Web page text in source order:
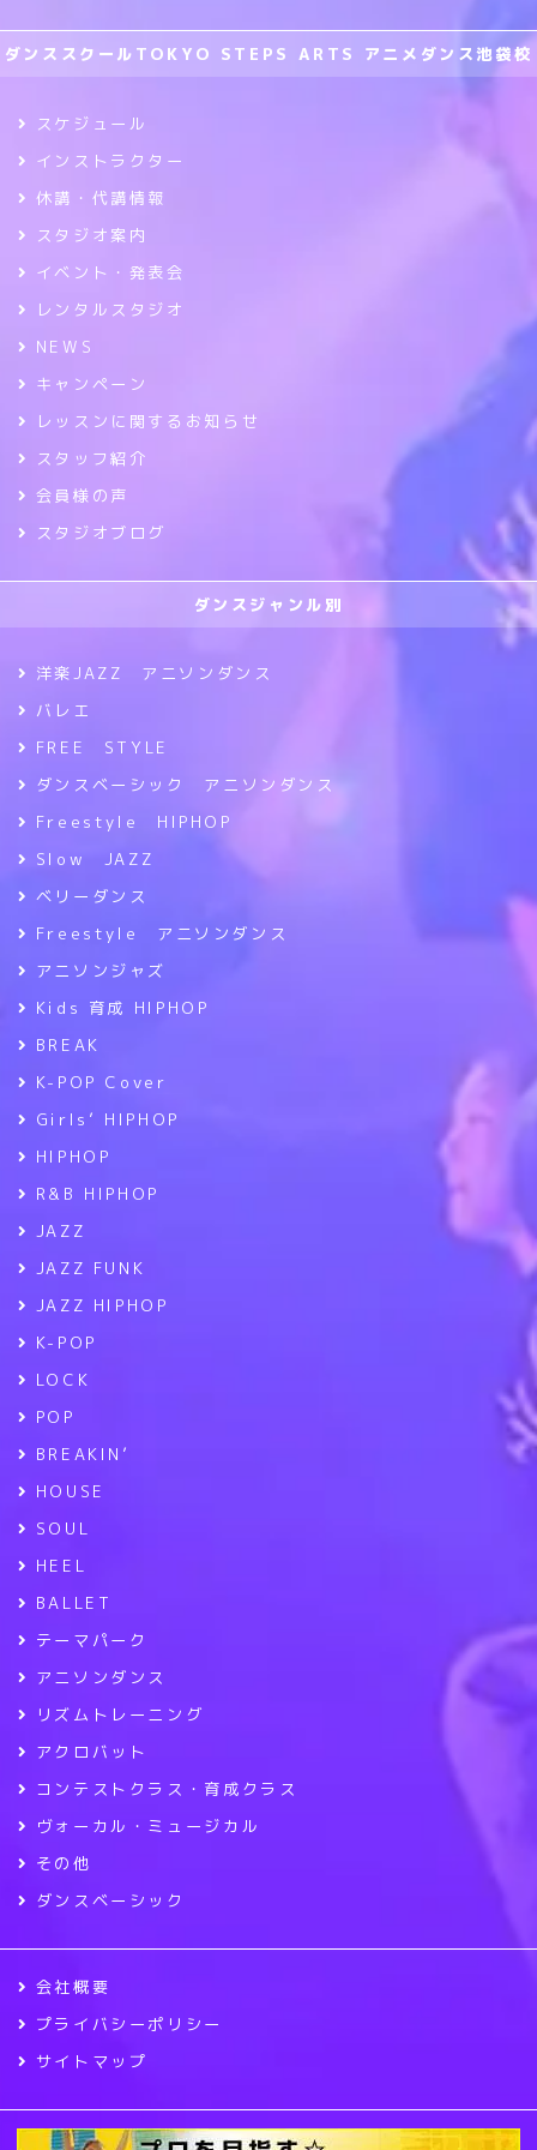
ダンススクールTOKYO STEPS ARTS アニメダンス池袋校
スケジュール
インストラクター
休講・代講情報
スタジオ案内
イベント・発表会
レンタルスタジオ
NEWS
キャンペーン
レッスンに関するお知らせ
スタッフ紹介
会員様の声
スタジオブログ
ダンスジャンル別
洋楽JAZZ アニソンダンス
バレエ
FREE STYLE
ダンスベーシック アニソンダンス
Freestyle HIPHOP
Slow JAZZ
ベリーダンス
Freestyle アニソンダンス
アニソンジャズ
Kids 育成 HIPHOP
BREAK
K-POP Cover
Girls’ HIPHOP
HIPHOP
R&B HIPHOP
JAZZ
JAZZ FUNK
JAZZ HIPHOP
K-POP
LOCK
POP
BREAKIN’
HOUSE
SOUL
HEEL
BALLET
テーマパーク
アニソンダンス
リズムトレーニング
アクロバット
コンテストクラス・育成クラス
ヴォーカル・ミュージカル
その他
ダンスベーシック
会社概要
プライバシーポリシー
サイトマップ